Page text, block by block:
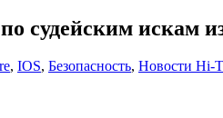
судейским искам
, IOS, Безопасность, Новости Hi-